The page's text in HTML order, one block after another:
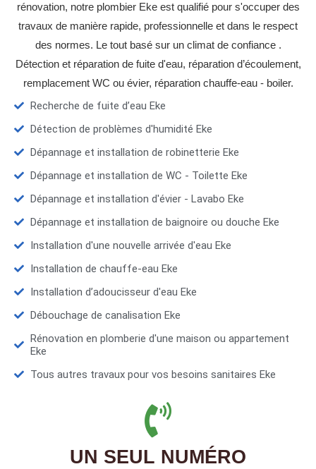
rénovation, notre plombier Eke est qualifié pour s'occuper des
travaux de manière rapide, professionnelle et dans le respect
des normes. Le tout basé sur un climat de confiance .
Détection et réparation de fuite d'eau, réparation d’écoulement,
remplacement WC ou évier, réparation chauffe-eau - boiler.
Recherche de fuite d’eau Eke
Détection de problèmes d'humidité Eke
Dépannage et installation de robinetterie Eke
Dépannage et installation de WC - Toilette Eke
Dépannage et installation d'évier - Lavabo Eke
Dépannage et installation de baignoire ou douche Eke
Installation d'une nouvelle arrivée d'eau Eke
Installation de chauffe-eau Eke
Installation d’adoucisseur d'eau Eke
Débouchage de canalisation Eke
Rénovation en plomberie d'une maison ou appartement
Eke
Tous autres travaux pour vos besoins sanitaires Eke
UN SEUL NUMÉRO